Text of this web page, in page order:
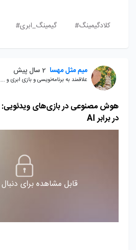
کلادگیمینگ# گیمینگ_ابری#
میم مثل مهسا 2 سال پیش
علاقمند به برنامه‌نویسی و بازی ابری و
هوش مصنوعی در بازی‌های
در برابر AI
قابل مشاهده برای